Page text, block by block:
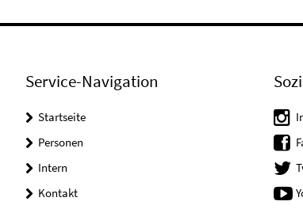
Service-Navigation
Startseite
Personen
Intern
Kontakt